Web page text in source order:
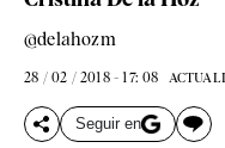
@delahozm
28 / 02 / 2018 - 17: 08
Seguir en